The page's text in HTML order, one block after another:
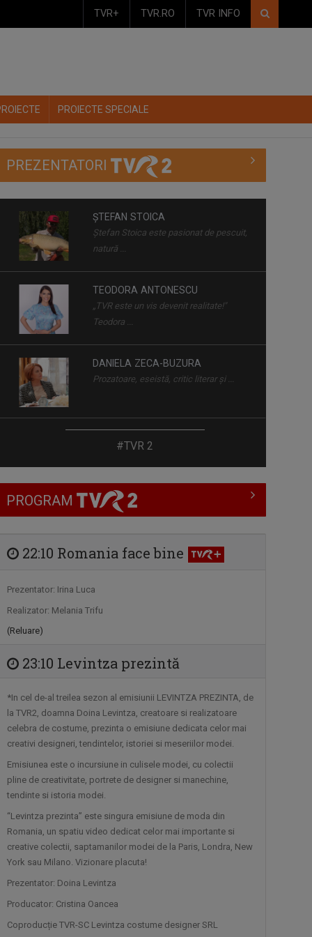
TVR+ TVR.RO TVR INFO
PROIECTE SPECIALE
PREZENTATORI
ȘTEFAN STOICA
Ștefan Stoica este pasionat de pescuit,
natură ...
TEODORA ANTONESCU
„TVR este un vis devenit realitate!"
Teodora ...
DANIELA ZECA-BUZURA
Prozatoare, eseistă, critic literar și ...
Pasionat de pescuit încă din copilărie, ...
IRINA PĂCURARIU
Ghiurco ...
CRISTINA SOARE
Cristina Soare e jurnalista care ne aduce
PAUL SURUGIU - FUEGO
Artist de succes, cu mare priză la public
și o ...
ANDREI BĂRBULESCU
Andrei Bărbulescu s-a născut în 30
noiembrie ...
#TVR 2
PROGRAM
22:10 Romania face bine
Prezentator: Irina Luca
Realizator: Melania Trifu
(Reluare)
23:10 Levintza prezintă
*In cel de-al treilea sezon al emisiunii LEVINTZA PREZINTA, de
la TVR2, doamna Doina Levintza, creatoare si realizatoare
celebra de costume, prezinta o emisiune dedicata celor mai
creativi designeri, tendintelor, istoriei si meseriilor modei.
Emisiunea este o incursiune in culisele modei, cu colectii
pline de creativitate, portrete de designer si manechine,
tendinte si istoria modei.
“Levintza prezinta” este singura emisiune de moda din
Romania, un spatiu video dedicat celor mai importante si
creative colectii, saptamanilor modei de la Paris, Londra, New
York sau Milano. Vizionare placuta!
Prezentator: Doina Levintza
Producator: Cristina Oancea
Coproducție TVR-SC Levintza costume designer SRL